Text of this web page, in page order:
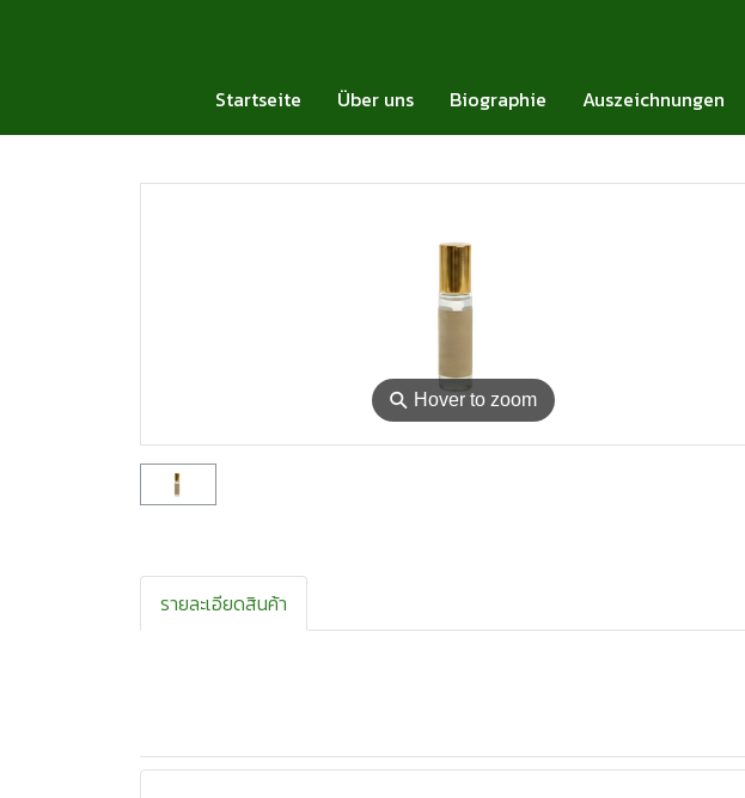
Startseite Über uns Biographie Auszeichnungen
⚲ Hover to zoom
รายละเอียดสินค้า